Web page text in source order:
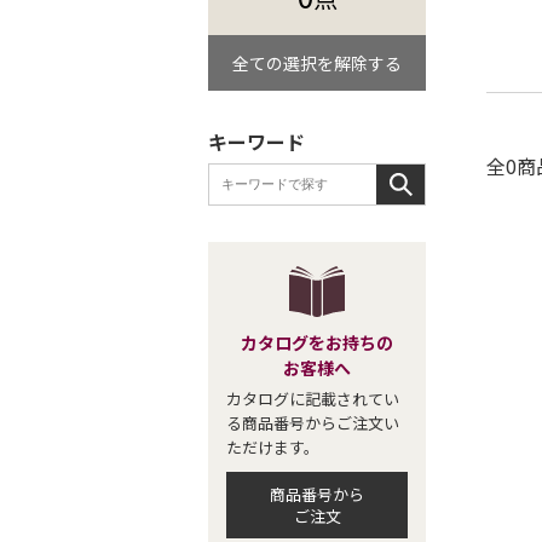
全0商
全ての選択を解除する
キーワード
カタログをお持ちの
お客様へ
カタログに記載されてい
る商品番号からご注文い
ただけます。
商品番号から
ご注文